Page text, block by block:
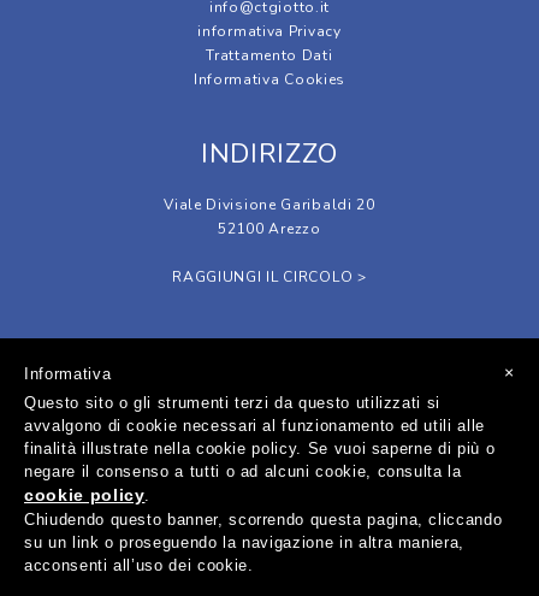
info@ctgiotto.it
informativa Privacy
Trattamento Dati
Informativa Cookies
INDIRIZZO
Viale Divisione Garibaldi 20
52100 Arezzo
RAGGIUNGI IL CIRCOLO >
Circolo Tennis Giotto A.S.D. - Sede Legale in Via Lorenzo Viani, 1
52100 Arezzo - P.Iva 01712020518 - C.F. 92001650511
© 2026 Tennis Giotto Made by
×
Informativa
Questo sito o gli strumenti terzi da questo utilizzati si
avvalgono di cookie necessari al funzionamento ed utili alle
finalità illustrate nella cookie policy. Se vuoi saperne di più o
negare il consenso a tutti o ad alcuni cookie, consulta la
cookie policy.
Chiudendo questo banner, scorrendo questa pagina, cliccando
su un link o proseguendo la navigazione in altra maniera,
acconsenti all’uso dei cookie.